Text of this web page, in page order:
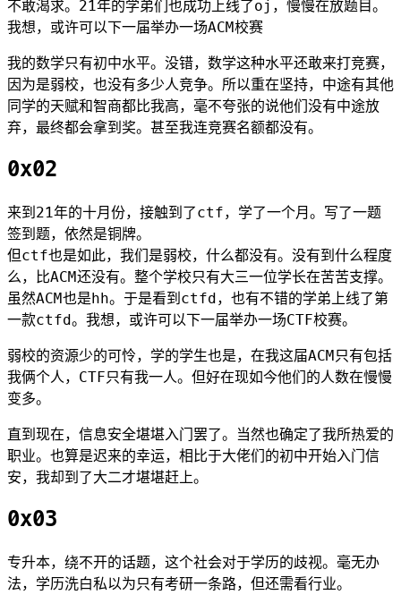
不敢渴求。21年的学弟们也成功上线了oj，慢慢在放题目。
我想，或许可以下一届举办一场ACM校赛
我的数学只有初中水平。没错，数学这种水平还敢来打竞赛，
因为是弱校，也没有多少人竞争。所以重在坚持，中途有其他
同学的天赋和智商都比我高，毫不夸张的说他们没有中途放
弃，最终都会拿到奖。甚至我连竞赛名额都没有。
0x02
来到21年的十月份，接触到了ctf，学了一个月。写了一题
签到题，依然是铜牌。
但ctf也是如此，我们是弱校，什么都没有。没有到什么程度
么，比ACM还没有。整个学校只有大三一位学长在苦苦支撑。
虽然ACM也是hh。于是看到ctfd，也有不错的学弟上线了第
一款ctfd。我想，或许可以下一届举办一场CTF校赛。
弱校的资源少的可怜，学的学生也是，在我这届ACM只有包括
我俩个人，CTF只有我一人。但好在现如今他们的人数在慢慢
变多。
直到现在，信息安全堪堪入门罢了。当然也确定了我所热爱的
职业。也算是迟来的幸运，相比于大佬们的初中开始入门信
安，我却到了大二才堪堪赶上。
0x03
专升本，绕不开的话题，这个社会对于学历的歧视。毫无办
法，学历洗白私以为只有考研一条路，但还需看行业。